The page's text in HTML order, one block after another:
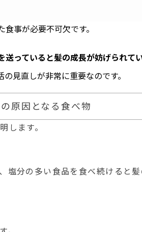
事が必要不可欠です。
っていると髪の成長が妨げられて
見直しが非常に重要なのです。
原因となる食べ物
します。
塩分の多い食品を食べ続けると